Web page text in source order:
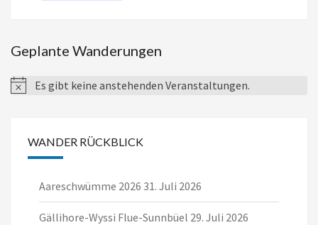
Geplante Wanderungen
Notice
Es gibt keine anstehenden Veranstaltungen.
WANDER RÜCKBLICK
Aareschwümme 2026 31. Juli 2026
Gällihore-Wyssi Flue-Sunnbüel 29. Juli 2026